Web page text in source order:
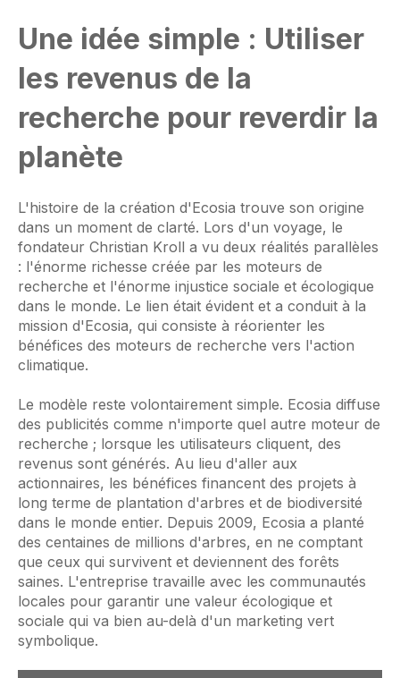
Une idée simple : Utiliser
les revenus de la
recherche pour reverdir la
planète
L'histoire de la création d'Ecosia trouve son origine
dans un moment de clarté. Lors d'un voyage, le
fondateur Christian Kroll a vu deux réalités parallèles
: l'énorme richesse créée par les moteurs de
recherche et l'énorme injustice sociale et écologique
dans le monde. Le lien était évident et a conduit à la
mission d'Ecosia, qui consiste à réorienter les
bénéfices des moteurs de recherche vers l'action
climatique.
Le modèle reste volontairement simple. Ecosia diffuse
des publicités comme n'importe quel autre moteur de
recherche ; lorsque les utilisateurs cliquent, des
revenus sont générés. Au lieu d'aller aux
actionnaires, les bénéfices financent des projets à
long terme de plantation d'arbres et de biodiversité
dans le monde entier. Depuis 2009, Ecosia a planté
des centaines de millions d'arbres, en ne comptant
que ceux qui survivent et deviennent des forêts
saines. L'entreprise travaille avec les communautés
locales pour garantir une valeur écologique et
sociale qui va bien au-delà d'un marketing vert
symbolique.